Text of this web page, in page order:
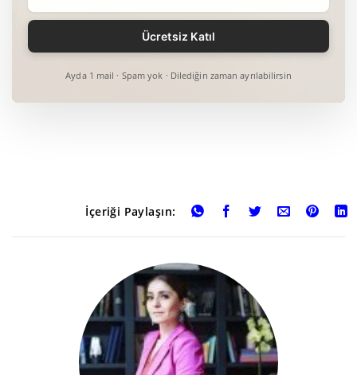
Ayda 1 mail · Spam yok · Dilediğin zaman ayrılabilirsin
İçeriği Paylaşın: